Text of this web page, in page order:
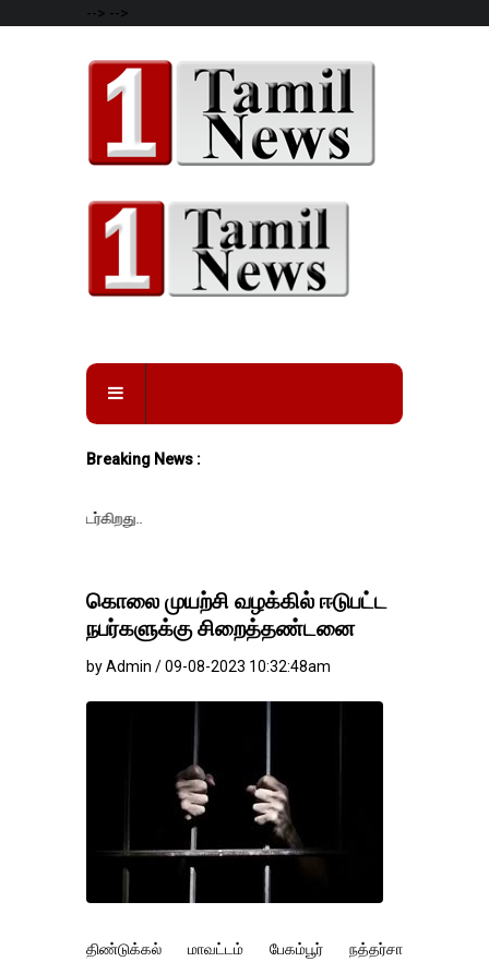
--> -->
Breaking News :
கொலை முயற்சி வழக்கில் ஈடுபட்ட
நபர்களுக்கு சிறைத்தண்டனை
by Admin / 09-08-2023 10:32:48am
திண்டுக்கல் மாவட்டம் பேகம்பூர் நத்தர்சா